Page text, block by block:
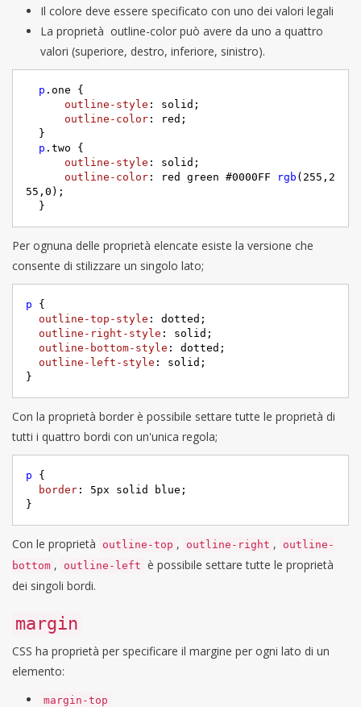
Il colore deve essere specificato con uno dei valori legali
La proprietà outline-color può avere da uno a quattro
valori (superiore, destro, inferiore, sinistro).
p .one {
outline-style : solid;
outline-color : red;
}
p .two {
outline-style : solid;
outline-color : red green #0000FF rgb (255,2
55,0);
}
Per ognuna delle proprietà elencate esiste la versione che
consente di stilizzare un singolo lato;
p {
outline-top-style : dotted;
outline-right-style : solid;
outline-bottom-style : dotted;
outline-left-style : solid;
}
Con la proprietà border è possibile settare tutte le proprietà di
tutti i quattro bordi con un'unica regola;
p {
border : 5px solid blue;
}
Con le proprietà outline-top , outline-right ,
outline-
bottom , outline-left è possibile settare tutte le proprietà
dei singoli bordi.
margin
CSS ha proprietà per specificare il margine per ogni lato di un
elemento:
margin-top